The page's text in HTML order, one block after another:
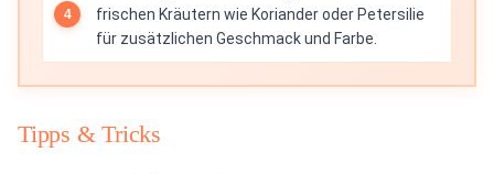
frischen Kräutern wie Koriander oder Petersilie
für zusätzlichen Geschmack und Farbe.
Tipps & Tricks